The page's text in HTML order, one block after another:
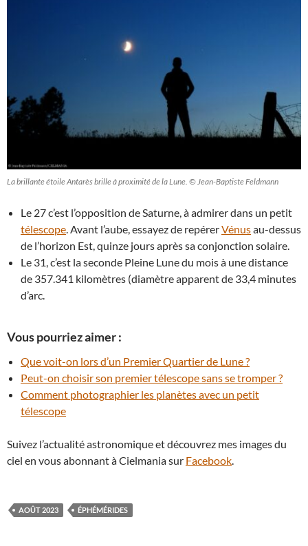
La brillante étoile Antarès brille à proximité de la Lune. © Jean-Baptiste Feldmann
Le 27 c’est l’opposition de Saturne, à admirer dans un petit
télescope . Avant l’aube, essayez de repérerVénusau-dessus
de l’horizon Est, quinze jours après sa conjonction solaire.
Le 31, c’est la seconde Pleine Lune du mois à une distance
de 357.341 kilomètres (diamètre apparent de 33,4 minutes
d’arc.
Vous pourriez aimer :
Que voit-on lors d’un Premier Quartier de Lune ?
Peut-on choisir son premier télescope sans se tromper ?
Comment photographier les planètes avec un petit
télescope
Suivez l’actualité astronomique et découvrez mes images du
ciel en vous abonnant à Cielmania sur Facebook
AOÛT 2023 ÉPHÉMÉRIDES